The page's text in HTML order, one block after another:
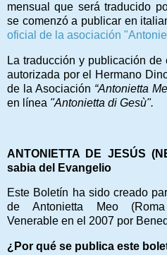
mensual que será traducido
se comenzó a publicar en
oficial de la asociación
La traducción y publicación
autorizada por el Hermano
de la Asociación “Antonietta
en línea "Antonietta di Gesù".
ANTONIETTA DE JESÚS
sabia del Evangelio
Este Boletín ha sido creado
de Antonietta Meo (Roma
Venerable en el 2007 por
¿Por qué se publica este